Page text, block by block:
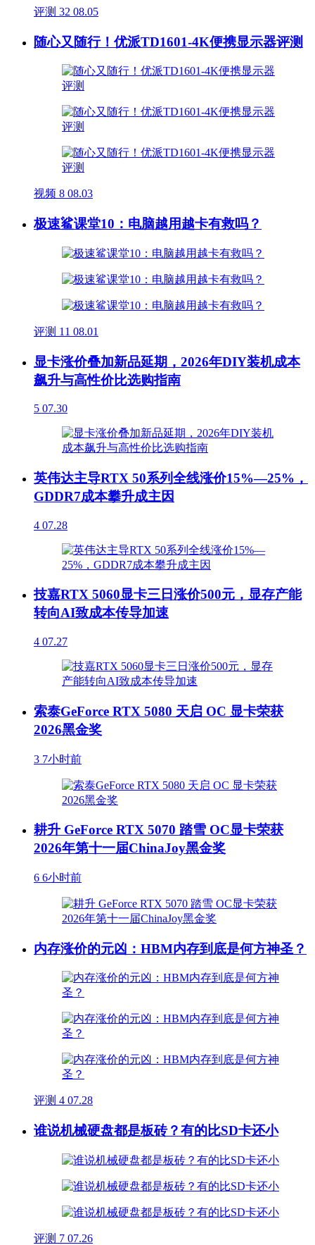
评测 32 08.05
随心又随行！优派TD1601-4K便携显示器评测
视频 8 08.03
极速鲨课堂10：电脑越用越卡有救吗？
评测 11 08.01
显卡涨价叠加新品延期，2026年DIY装机成本
飙升与高性价比选购指南
5 07.30
英伟达主导RTX 50系列全线涨价15%—25%，
GDDR7成本攀升成主因
4 07.28
技嘉RTX 5060显卡三日涨价500元，显存产能
转向AI致成本传导加速
4 07.27
索泰GeForce RTX 5080 天启 OC 显卡荣获
2026黑金奖
3 7小时前
耕升 GeForce RTX 5070 踏雪 OC显卡荣获
2026年第十一届ChinaJoy黑金奖
6 6小时前
内存涨价的元凶：HBM内存到底是何方神圣？
评测 4 07.28
谁说机械硬盘都是板砖？有的比SD卡还小
评测 7 07.26